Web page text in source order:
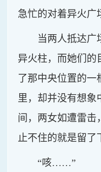
急忙的对着异火广
当两人抵达广
异火柱，而她们的
了那中央位置的一
里，却并没有想象
间，两女如遭雷击
止不住的就是留了
“咳……”